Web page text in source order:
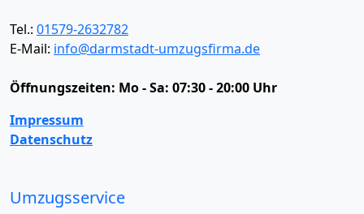
Tel.: 01579-2632782
E-Mail: info@darmstadt-umzugsfirma.de
Öffnungszeiten: Mo - Sa: 07:30 - 20:00 Uhr
Impressum
Datenschutz
Umzugsservice